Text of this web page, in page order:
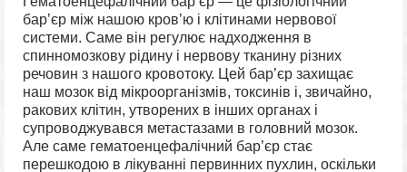
бар’єр між нашою кров’ю і клітинами нервової
системи. Саме він регулює надходження в
спинномозкову рідину і нервову тканину різних
речовин з нашого кровотоку. Цей бар’єр захищає
наш мозок від мікроорганізмів, токсинів і, звичайно,
ракових клітин, утворених в інших органах і
супроводжувався метастазами в головний мозок.
Але саме гематоенцефалічний бар’єр стає
перешкодою в лікуванні первинних пухлин, оскільки